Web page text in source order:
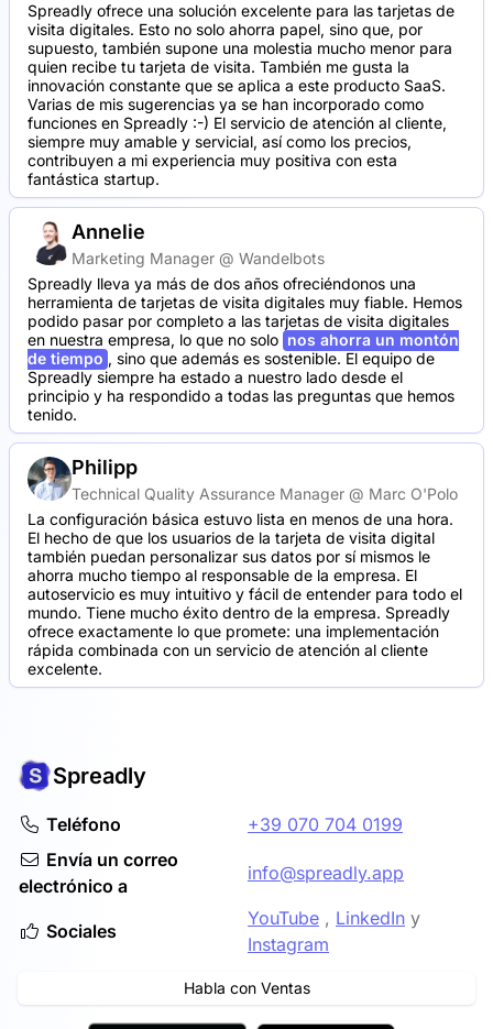
Spreadly ofrece una solución excelente para las tarjetas de
visita digitales. Esto no solo ahorra papel, sino que, por
supuesto, también supone una molestia mucho menor para
quien recibe tu tarjeta de visita. También me gusta la
innovación constante que se aplica a este producto SaaS.
Varias de mis sugerencias ya se han incorporado como
funciones en Spreadly :-) El servicio de atención al cliente,
siempre muy amable y servicial, así como los precios,
contribuyen a mi experiencia muy positiva con esta
fantástica startup.
Annelie
Marketing Manager @ Wandelbots
Spreadly lleva ya más de dos años ofreciéndonos una
herramienta de tarjetas de visita digitales muy fiable. Hemos
podido pasar por completo a las tarjetas de visita digitales
en nuestra empresa, lo que no solo nos ahorra un montón
de tiempo , sino que además es sostenible. El equipo de
Spreadly siempre ha estado a nuestro lado desde el
principio y ha respondido a todas las preguntas que hemos
tenido.
Philipp
Technical Quality Assurance Manager @ Marc O'Polo
La configuración básica estuvo lista en menos de una hora.
El hecho de que los usuarios de la tarjeta de visita digital
también puedan personalizar sus datos por sí mismos le
ahorra mucho tiempo al responsable de la empresa. El
autoservicio es muy intuitivo y fácil de entender para todo el
mundo. Tiene mucho éxito dentro de la empresa. Spreadly
ofrece exactamente lo que promete: una implementación
rápida combinada con un servicio de atención al cliente
excelente.
Spreadly
Teléfono
+39 070 704 0199
Envía un correo
electrónico a
info@spreadly.app
Sociales
YouTube , LinkedIn y
Instagram
Habla con Ventas